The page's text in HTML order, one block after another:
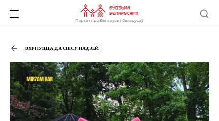
ВЯРНУЦЦА ДА СПІСУ ПАДЗЕЙ